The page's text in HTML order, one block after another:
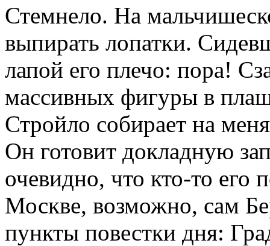
Стемнело. На
выпирать лопатки.
лапой его плечо: пора!
массивных фигуры в
Стройло собирает на
Он готовит докладную
очевидно, что кто-то его
Москве, возможно, сам
пункты повестки дня: